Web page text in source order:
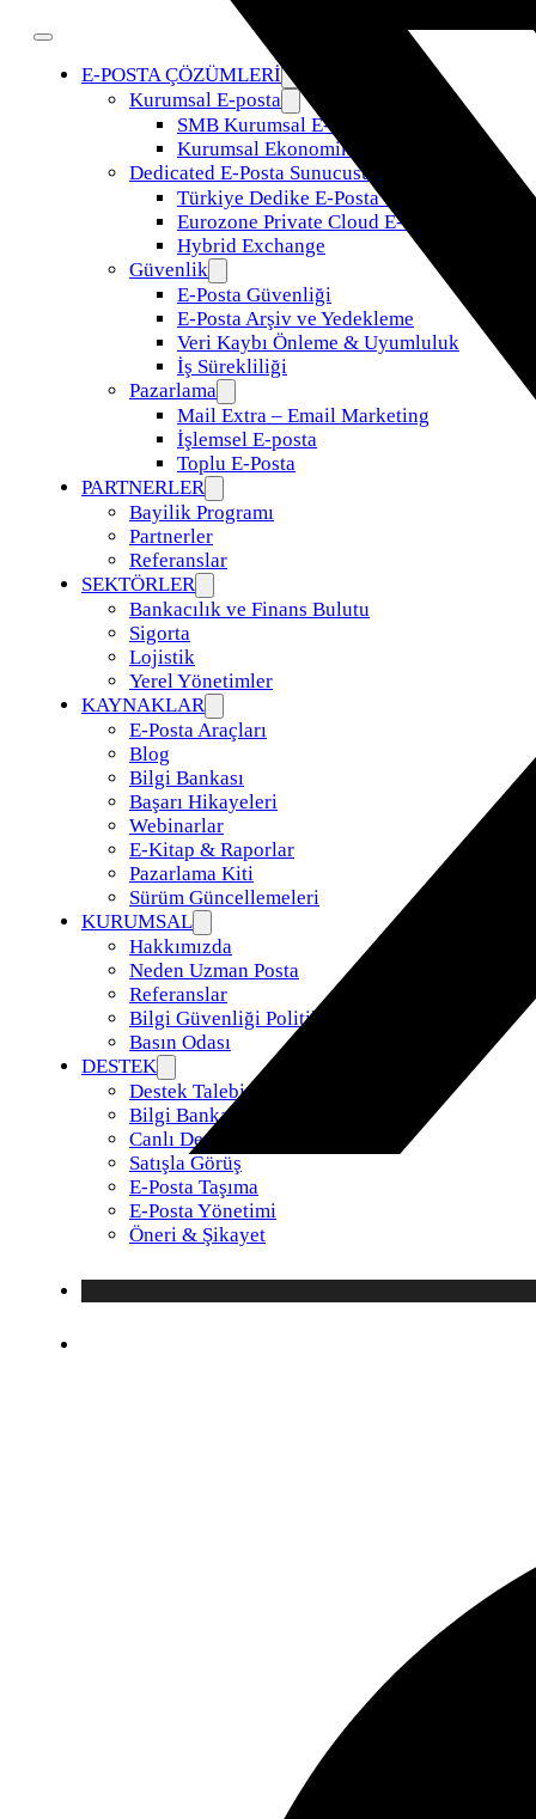
E-POSTA ÇÖZÜMLERİ
Kurumsal E-posta
SMB Kurumsal E-Posta
Kurumsal Ekonomik E-Posta
Dedicated E-Posta Sunucusu
Türkiye Dedike E-Posta Sunucusu
Eurozone Private Cloud E-Posta
Hybrid Exchange
Güvenlik
E-Posta Güvenliği
E-Posta Arşiv ve Yedekleme
Veri Kaybı Önleme & Uyumluluk
İş Sürekliliği
Pazarlama
Mail Extra – Email Marketing
İşlemsel E-posta
Toplu E-Posta
PARTNERLER
Bayilik Programı
Partnerler
Referanslar
SEKTÖRLER
Bankacılık ve Finans Bulutu
Sigorta
Lojistik
Yerel Yönetimler
KAYNAKLAR
E-Posta Araçları
Blog
Bilgi Bankası
Başarı Hikayeleri
Webinarlar
E-Kitap & Raporlar
Pazarlama Kiti
Sürüm Güncellemeleri
KURUMSAL
Hakkımızda
Neden Uzman Posta
Referanslar
Bilgi Güvenliği Politikamız
Basın Odası
DESTEK
Destek Talebi
Bilgi Bankası
Canlı Destek
Satışla Görüş
E-Posta Taşıma
E-Posta Yönetimi
Öneri & Şikayet